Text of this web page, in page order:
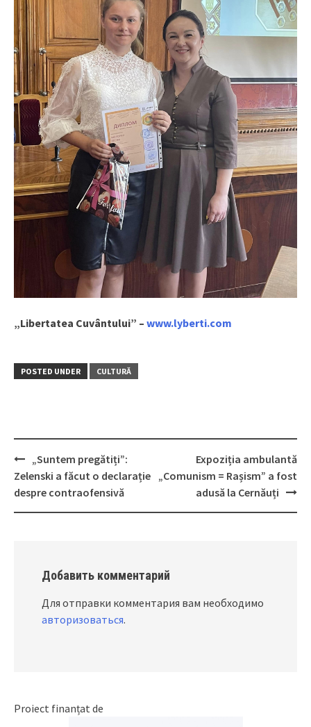
„Libertatea Cuvântului” – www.lyberti.com
POSTED UNDER CULTURĂ
Post
navigation
„Suntem pregătiți”:
Zelenski a făcut o declarație
despre contraofensivă
Expoziția ambulantă
„Comunism = Rașism” a fost
adusă la Cernăuți
Добавить комментарий
Для отправки комментария вам необходимо
авторизоваться.
Proiect finanțat de